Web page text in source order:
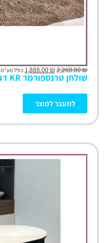
₪
2,260.00
₪ כולל מע"מ
שולחן טרנספורמר KR דגם N-5
למעבר למוצר